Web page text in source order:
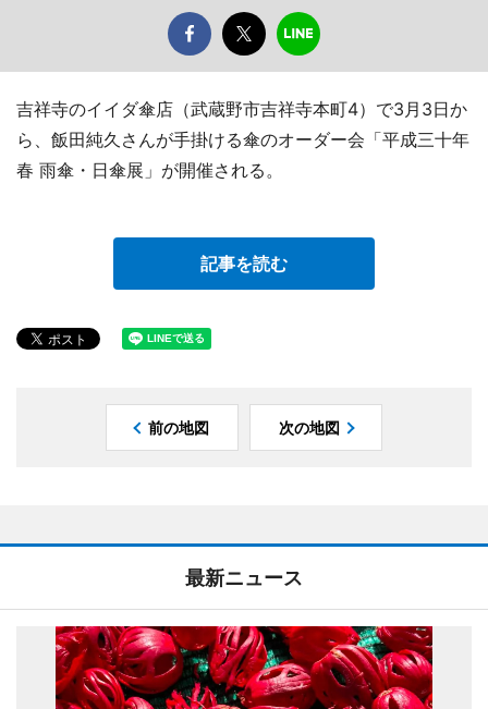
吉祥寺のイイダ傘店（武蔵野市吉祥寺本町4）で3月3日か
ら、飯田純久さんが手掛ける傘のオーダー会「平成三十年
春 雨傘・日傘展」が開催される。
記事を読む
前の地図 次の地図
最新ニュース